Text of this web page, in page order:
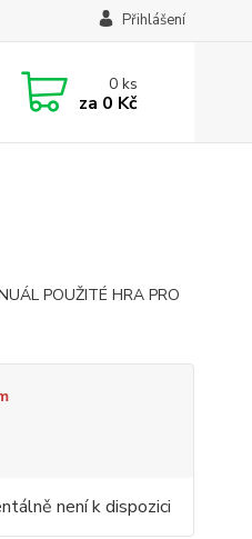
Přihlášení
0ks
za 0 Kč
POUŽITÉ HRA PRO
není k dispozici